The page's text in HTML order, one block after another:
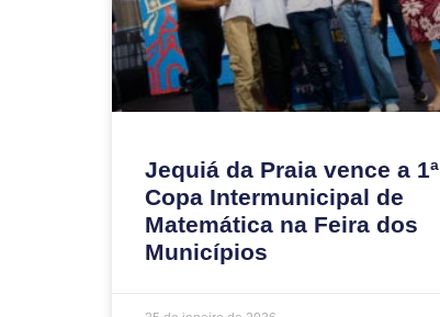
Jequiá da Praia vence a 1ª
Copa Intermunicipal de
Matemática na Feira dos
Municípios